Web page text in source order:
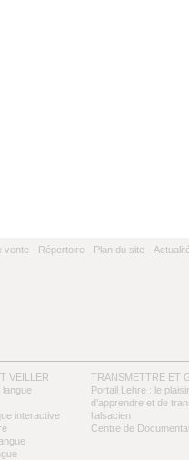
vente - Répertoire - Plan du site -
VEILLER
langue
interactive
TRANSMETTRE ET
Portail Lehre : le plaisir
d’apprendre et de
l’alsacien
Centre de